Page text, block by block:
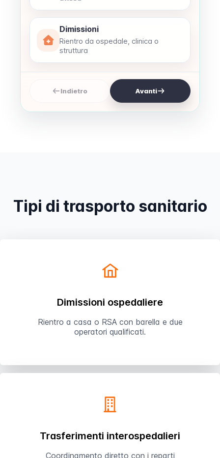
Dimissioni
Rientro da ospedale, clinica o
struttura
Indietro Avanti
Tipi di trasporto sanitario
Dimissioni ospedaliere
Rientro a casa o RSA con barella e due
operatori qualificati.
Trasferimenti interospedalieri
Coordinamento diretto con i reparti